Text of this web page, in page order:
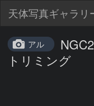
天体写真ギャラリ
アル
トリミング